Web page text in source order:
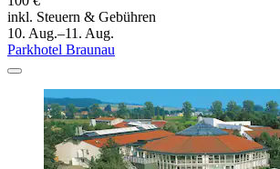
inkl. Steuern & Gebühren
10. Aug.–11. Aug.
Parkhotel Braunau